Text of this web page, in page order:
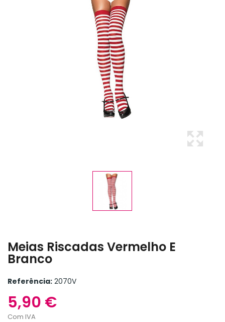
Meias Riscadas Vermelho E
Branco
Referência: 2070V
5,90 €
Com IVA